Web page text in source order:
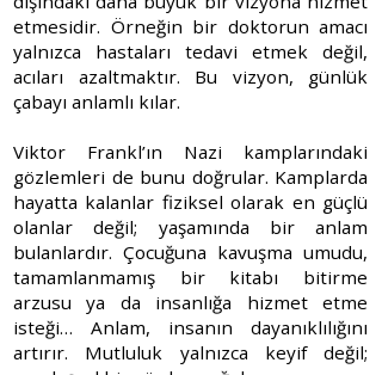
etmesidir. Örneğin bir doktorun amacı
yalnızca hastaları tedavi etmek değil,
acıları azaltmaktır. Bu vizyon, günlük
çabayı anlamlı kılar.
Viktor Frankl’ın Nazi kamplarındaki
gözlemleri de bunu doğrular. Kamplarda
hayatta kalanlar fiziksel olarak en güçlü
olanlar değil; yaşamında bir anlam
bulanlardır. Çocuğuna kavuşma umudu,
tamamlanmamış bir kitabı bitirme
arzusu ya da insanlığa hizmet etme
isteği… Anlam, insanın dayanıklılığını
artırır. Mutluluk yalnızca keyif değil;